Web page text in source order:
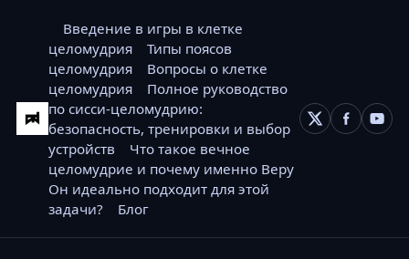
Введение в игры в клетке
целомудрия
Типы поясов
целомудрия
Вопросы о клетке
целомудрия
Полное руководство
по сисси-целомудрию:
безопасность, тренировки и выбор
устройств
Что такое вечное
целомудрие и почему именно Веру
Он идеально подходит для этой
задачи?
Блог